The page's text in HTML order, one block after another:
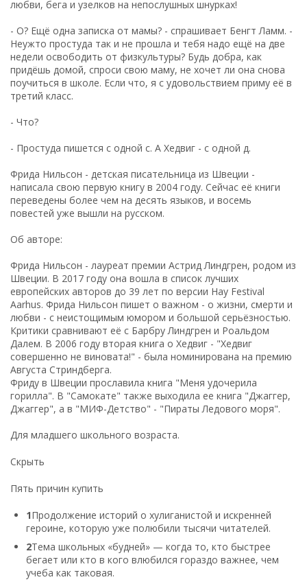
любви, бега и узелков на непослушных шнурках!
- О? Ещё одна записка от мамы? - спрашивает Бенгт Ламм. -
Неужто простуда так и не прошла и тебя надо ещё на две
недели освободить от физкультуры? Будь добра, как
придёшь домой, спроси свою маму, не хочет ли она снова
поучиться в школе. Если что, я с удовольствием приму её в
третий класс.
- Что?
- Простуда пишется с одной с. А Хедвиг - с одной д.
Фрида Нильсон - детская писательница из Швеции -
написала свою первую книгу в 2004 году. Сейчас её книги
переведены более чем на десять языков, и восемь
повестей уже вышли на русском.
Об авторе:
Фрида Нильсон - лауреат премии Астрид Линдгрен, родом из
Швеции. В 2017 году она вошла в список лучших
европейских авторов до 39 лет по версии Hay Festival
Aarhus. Фрида Нильсон пишет о важном - о жизни, смерти и
любви - с неистощимым юмором и большой серьёзностью.
Критики сравнивают её с Барбру Линдгрен и Роальдом
Далем. В 2006 году вторая книга о Хедвиг - "Хедвиг
совершенно не виновата!" - была номинирована на премию
Августа Стриндберга.
Фриду в Швеции прославила книга "Меня удочерила
горилла". В "Самокате" также выходила ее книга "Джаггер,
Джаггер", а в "МИФ-Детство" - "Пираты Ледового моря".
Для младшего школьного возраста.
Скрыть
Пять причин купить
1Продолжение историй о хулиганистой и искренней
героине, которую уже полюбили тысячи читателей.
2Тема школьных «будней» — когда то, кто быстрее
бегает или кто в кого влюбился гораздо важнее, чем
учеба как таковая.